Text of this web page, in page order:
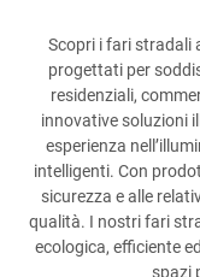
Scopri i fari stradali
progettati per
residenziali,
innovative soluzioni
esperienza
intelligenti. Con
sicurezza e alle
qualità. I nostri fari
ecologica, efficiente
spazi